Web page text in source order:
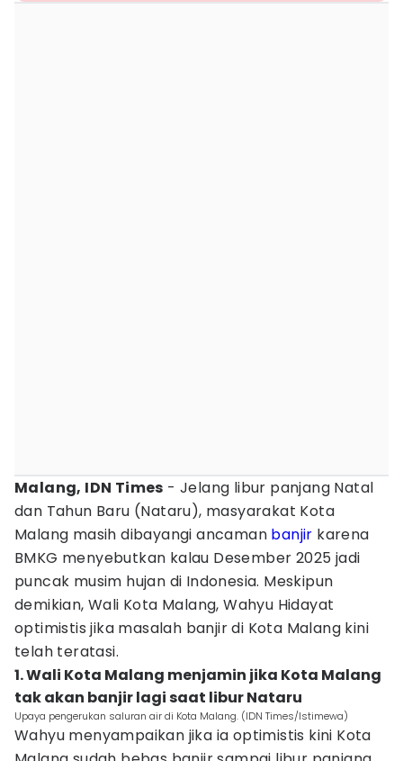
Malang, IDN Times - Jelang libur panjang Natal
dan Tahun Baru (Nataru), masyarakat Kota
Malang masih dibayangi ancaman banjir karena
BMKG menyebutkan kalau Desember 2025 jadi
puncak musim hujan di Indonesia. Meskipun
demikian, Wali Kota Malang, Wahyu Hidayat
optimistis jika masalah banjir di Kota Malang kini
telah teratasi.
1. Wali Kota Malang menjamin jika Kota Malang
tak akan banjir lagi saat libur Nataru
Upaya pengerukan saluran air di Kota Malang. (IDN Times/Istimewa)
Wahyu menyampaikan jika ia optimistis kini Kota